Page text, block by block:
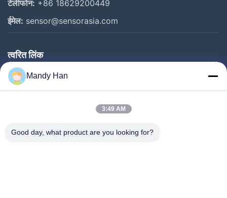
टेलीफोन: +86 18629200449
ईमेल: sensor@sensorasia.com
त्वरित लिंक
घर
उत्पादों
हमारे बारे में
Mandy Han
3:49 AM
Good day, what product are you looking for?